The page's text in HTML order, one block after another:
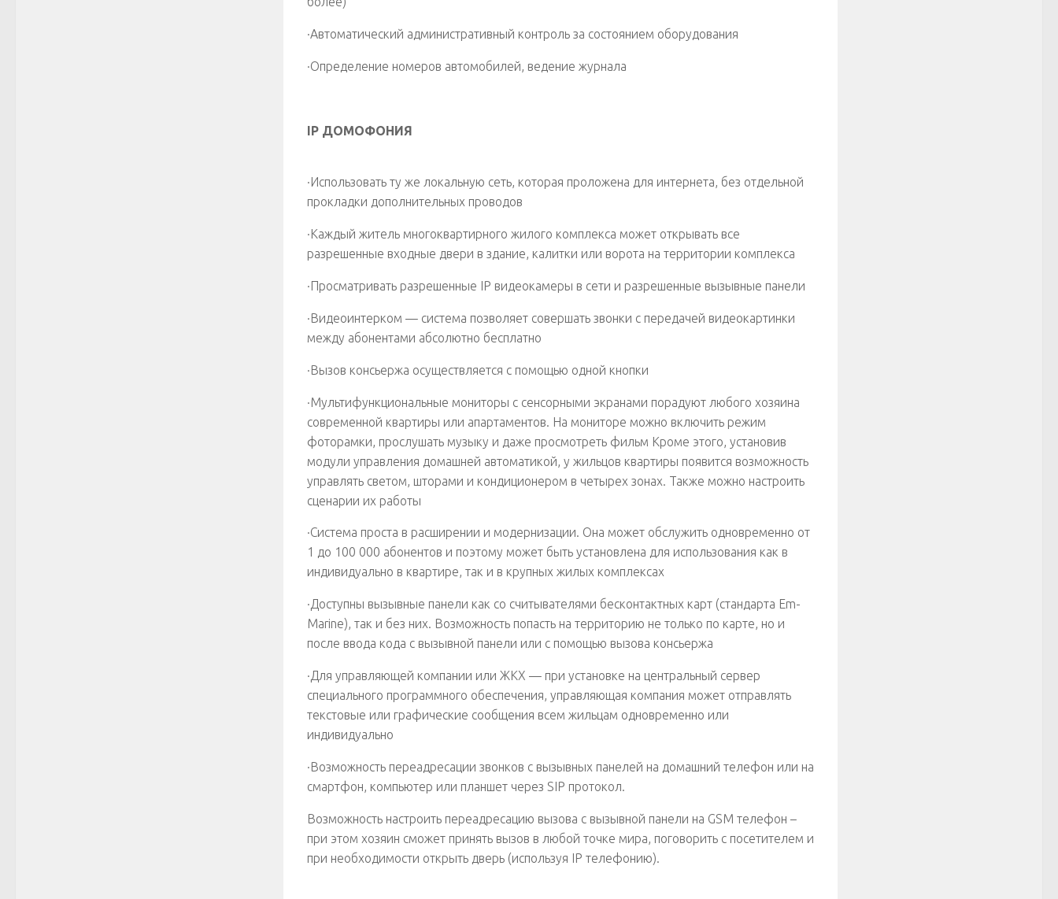
·Автоматический административный контроль за состоянием оборудования
·Определение номеров автомобилей, ведение журнала
IP ДОМОФОНИЯ
·Использовать ту же локальную сеть, которая проложена для интернета, без отдельной
прокладки дополнительных проводов
·Каждый житель многоквартирного жилого комплекса может открывать все
разрешенные входные двери в здание, калитки или ворота на территории комплекса
·Просматривать разрешенные IP видеокамеры в сети и разрешенные вызывные панели
·Видеоинтерком — система позволяет совершать звонки с передачей видеокартинки
между абонентами абсолютно бесплатно
·Вызов консьержа осуществляется с помощью одной кнопки
·Мультифункциональные мониторы с сенсорными экранами порадуют любого хозяина
современной квартиры или апартаментов. На мониторе можно включить режим
фоторамки, прослушать музыку и даже просмотреть фильм Кроме этого, установив
модули управления домашней автоматикой, у жильцов квартиры появится возможность
управлять светом, шторами и кондиционером в четырех зонах. Также можно настроить
сценарии их работы
·Система проста в расширении и модернизации. Она может обслужить одновременно от
1 до 100 000 абонентов и поэтому может быть установлена для использования как в
индивидуально в квартире, так и в крупных жилых комплексах
·Доступны вызывные панели как со считывателями бесконтактных карт (стандарта Em-
Marine), так и без них. Возможность попасть на территорию не только по карте, но и
после ввода кода с вызывной панели или с помощью вызова консьержа
·Для управляющей компании или ЖКХ — при установке на центральный сервер
специального программного обеспечения, управляющая компания может отправлять
текстовые или графические сообщения всем жильцам одновременно или
индивидуально
·Возможность переадресации звонков с вызывных панелей на домашний телефон или на
смартфон, компьютер или планшет через SIP протокол.
Возможность настроить переадресацию вызова с вызывной панели на GSM телефон –
при этом хозяин сможет принять вызов в любой точке мира, поговорить с посетителем и
при необходимости открыть дверь (используя IP телефонию).